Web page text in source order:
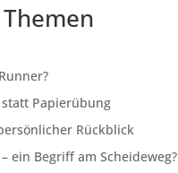
Papierübung
Rückblick
ein Begriff am Scheideweg?